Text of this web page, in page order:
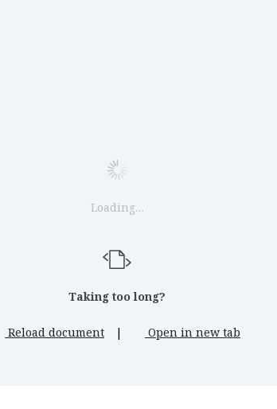
Loading…
Taking too long?
Reload document | Open in new tab